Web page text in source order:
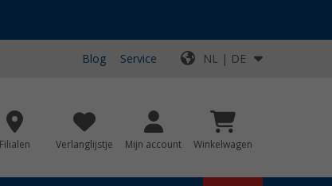
Blog Service NL | DE
Filialen Verlanglijstje Mijn account Winkelwagen